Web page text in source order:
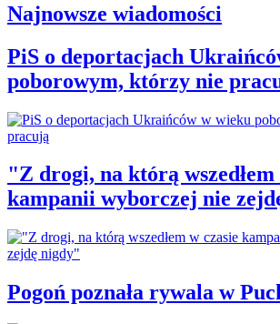
Najnowsze wiadomości
PiS o deportacjach
poborowym, którzy nie
"Z drogi, na którą wszedłem
kampanii wyborczej nie
Pogoń poznała rywala w